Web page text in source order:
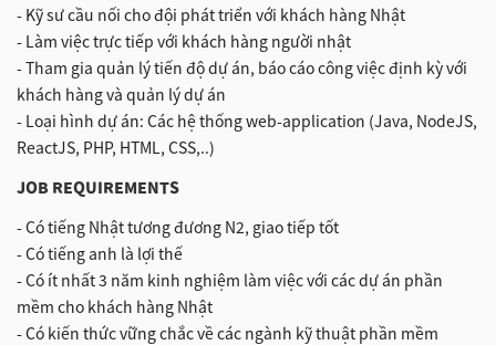
- Kỹ sư cầu nối cho đội phát triển với khách hàng Nhật
- Làm việc trực tiếp với khách hàng người nhật
- Tham gia quản lý tiến độ dự án, báo cáo công việc định kỳ với
khách hàng và quản lý dự án
- Loại hình dự án: Các hệ thống web-application (Java, NodeJS,
ReactJS, PHP, HTML, CSS,..)
JOB REQUIREMENTS
- Có tiếng Nhật tương đương N2, giao tiếp tốt
- Có tiếng anh là lợi thế
- Có ít nhất 3 năm kinh nghiệm làm việc với các dự án phần
mềm cho khách hàng Nhật
- Có kiến thức vững chắc về các ngành kỹ thuật phần mềm